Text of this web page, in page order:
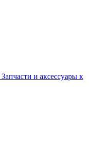
Запчасти и аксессуары к